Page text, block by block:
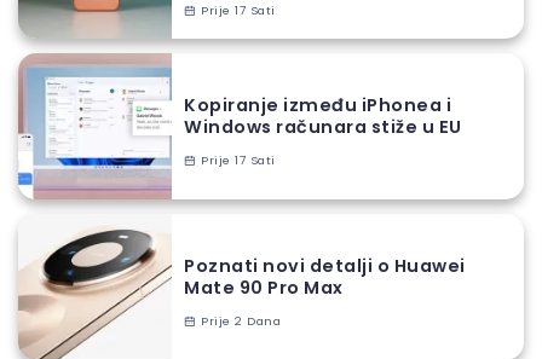
Prije 17 Sati
Kopiranje između iPhonea i
Windows računara stiže u EU
Prije 17 Sati
Poznati novi detalji o Huawei
Mate 90 Pro Max
Prije 2 Dana